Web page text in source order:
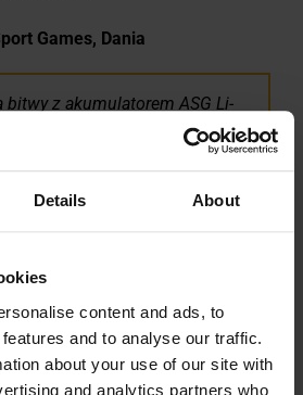
Details About
content and ads, to
and to analyse our traffic.
about your use of our site with
and analytics partners who
Games, Dania
bitwy z akumulatorem ASG Li-
1300 mAh, dostępnym
sprawdzi się u wszystkich
potrzebują niezawodnego
repliki, a jego stosunkowo
Nasi klienci szczególnie
za dużą wydajność i
technologii Li-Po, akumulator
znacząco na wagę